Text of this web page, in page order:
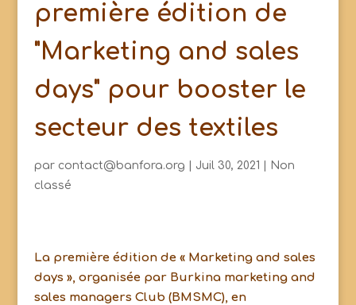
première édition de
"Marketing and sales
days" pour booster le
secteur des textiles
par contact@banfora.org Juil 30, 2021
Non
classé
La première édition de « Marketing and sales
days », organisée par Burkina marketing and
sales managers Club (BMSMC), en